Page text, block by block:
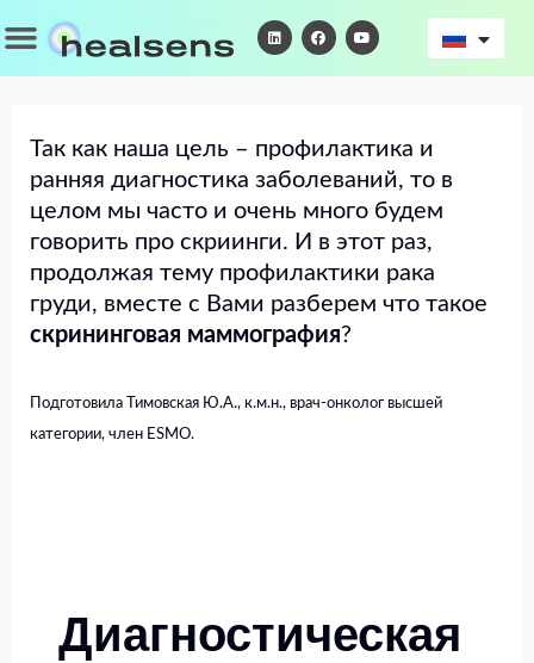
к
содержимому
Menu
i
n
a
c
o
u
Так как наша цель – профилактика и
ранняя диагностика заболеваний, то в
целом мы часто и очень много будем
говорить про скриинги. И в этот раз,
продолжая тему профилактики рака
груди, вместе с Вами разберем что такое
скрининговая маммография?
Подготовила Тимовская Ю.А., к.м.н., врач-онколог высшей
категории, член ESMO.
Диагностическая